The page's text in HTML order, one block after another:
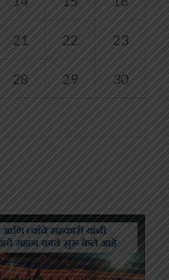
21 22 23
28 29 30